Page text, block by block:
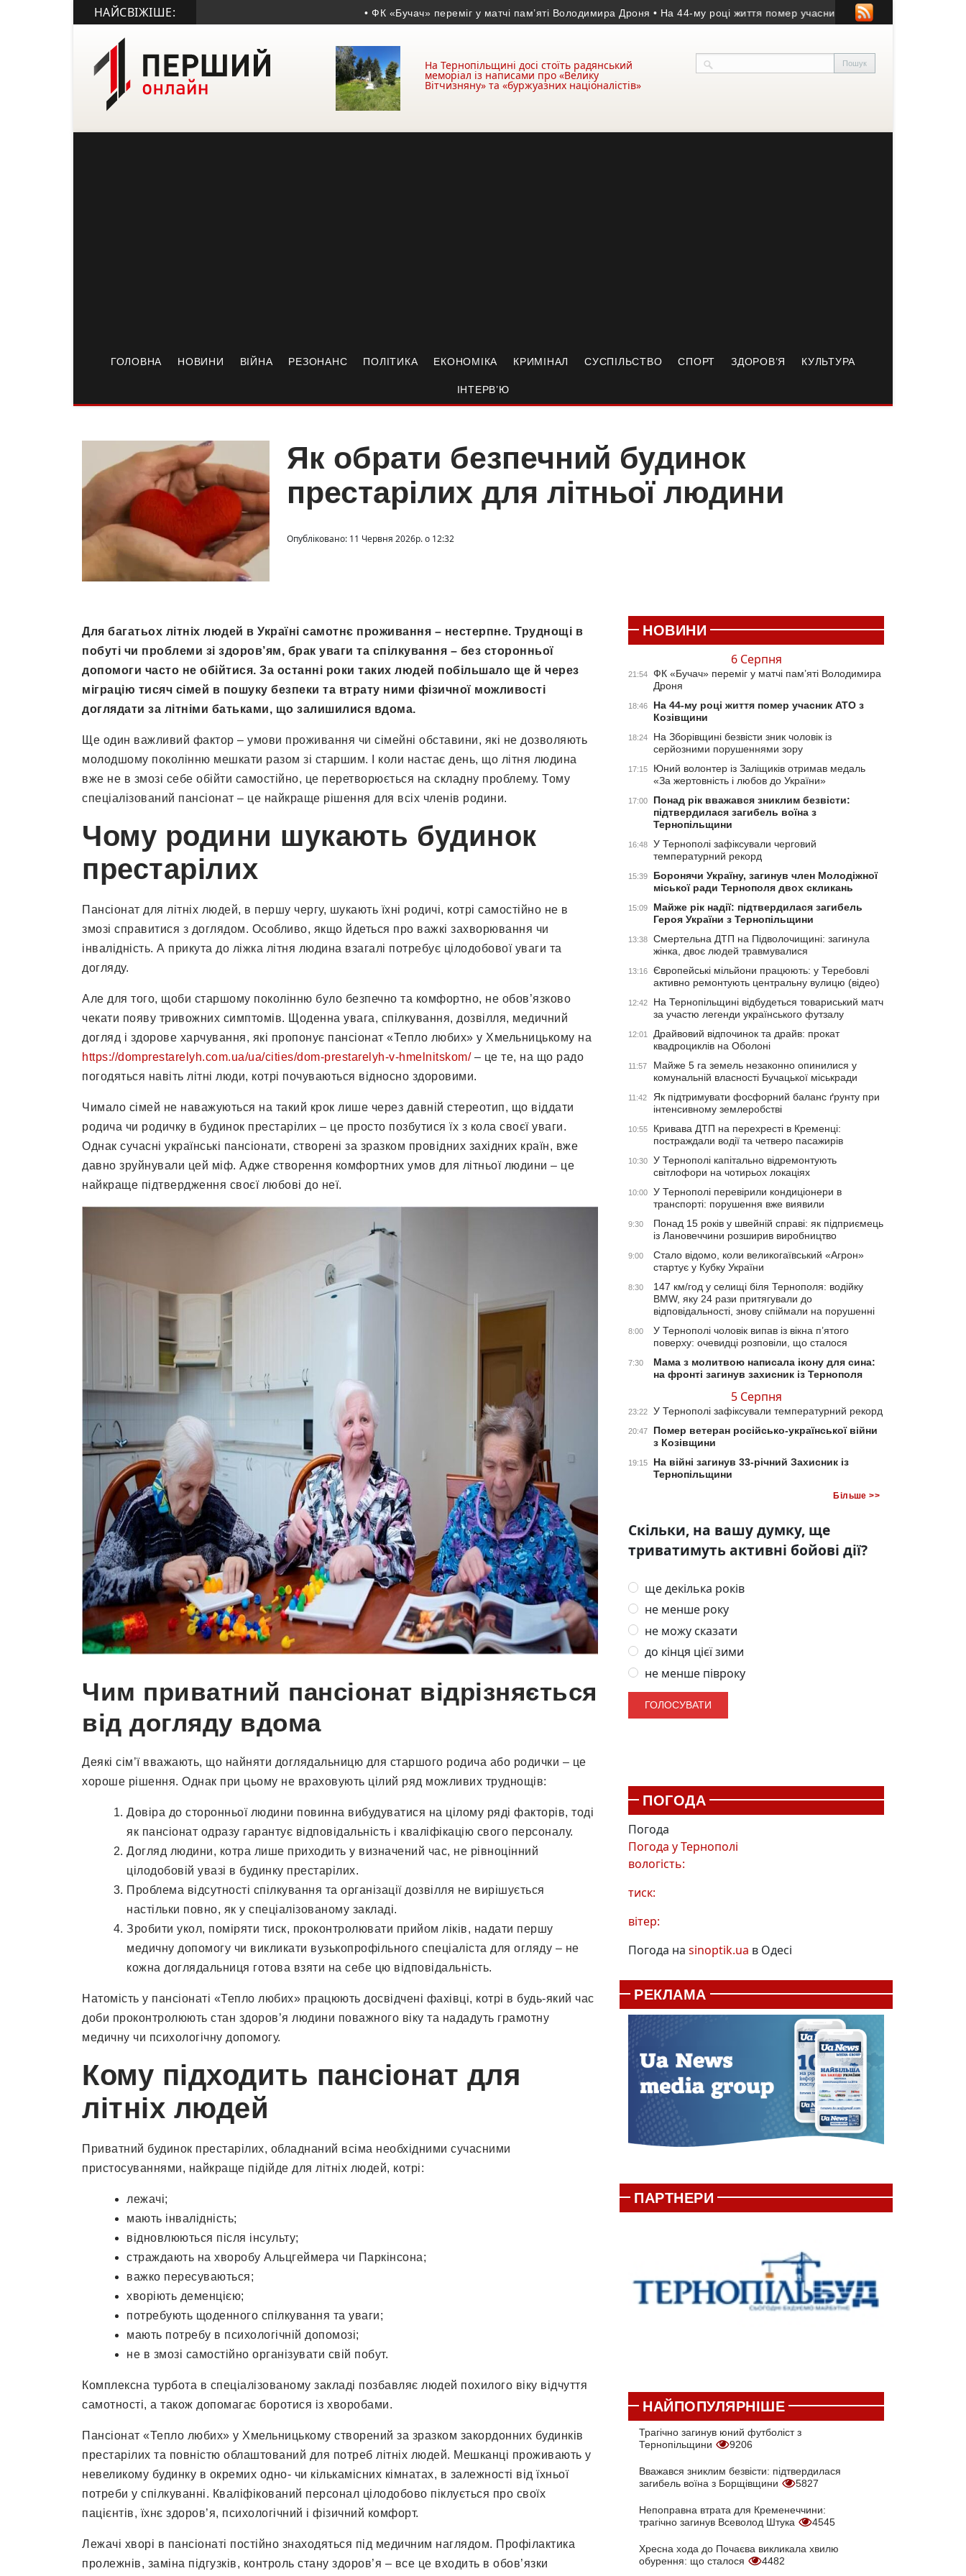
НАЙСВІЖІШЕ: • ФК «Бучач» переміг у матчі пам’яті Володимира Дроня • На 44-му році життя помер учасник АТО з Козівщини
На Тернопільщині досі стоїть радянський
меморіал із написами про «Велику
Вітчизняну» та «буржуазних націоналістів»
ГОЛОВНА НОВИНИ ВІЙНА РЕЗОНАНС ПОЛІТИКА ЕКОНОМІКА КРИМІНАЛ СУСПІЛЬСТВО СПОРТ ЗДОРОВ’Я КУЛЬТУРА
ІНТЕРВ’Ю
Як обрати безпечний будинок
престарілих для літньої людини
Опубліковано: 11 Червня 2026р. о 12:32
Для багатьох літніх людей в Україні самотнє проживання – нестерпне. Труднощі в
побуті чи проблеми зі здоров’ям, брак уваги та спілкування – без сторонньої
допомоги часто не обійтися. За останні роки таких людей побільшало ще й через
міграцію тисяч сімей в пошуку безпеки та втрату ними фізичної можливості
доглядати за літніми батьками, що залишилися вдома.
Ще один важливий фактор – умови проживання чи сімейні обставини, які не дозволяють
молодшому поколінню мешкати разом зі старшим. І коли настає день, що літня людина
вже не в змозі себе обійти самостійно, це перетворюється на складну проблему. Тому
спеціалізований пансіонат – це найкраще рішення для всіх членів родини.
Чому родини шукають будинок
престарілих
Пансіонат для літніх людей, в першу чергу, шукають їхні родичі, котрі самостійно не в
змозі справитися з доглядом. Особливо, якщо йдеться про важкі захворювання чи
інвалідність. А прикута до ліжка літня людина взагалі потребує цілодобової уваги та
догляду.
Але для того, щоби старшому поколінню було безпечно та комфортно, не обов’язково
чекати появу тривожних симптомів. Щоденна увага, спілкування, дозвілля, медичний
догляд і здорове харчування, які пропонує пансіонат «Тепло любих» у Хмельницькому на
https://domprestarelyh.com.ua/ua/cities/dom-prestarelyh-v-hmelnitskom/– це те, на що радо
погодяться навіть літні люди, котрі почуваються відносно здоровими.
Чимало сімей не наважуються на такий крок лише через давній стереотип, що віддати
родича чи родичку в будинок престарілих – це просто позбутися їх з кола своєї уваги.
Однак сучасні українські пансіонати, створені за зразком провідних західних країн, вже
давно зруйнували цей міф. Адже створення комфортних умов для літньої людини – це
найкраще підтвердження своєї любові до неї.
Чим приватний пансіонат відрізняється
від догляду вдома
Деякі сім’ї вважають, що найняти доглядальницю для старшого родича або родички – це
хороше рішення. Однак при цьому не враховують цілий ряд можливих труднощів:
Довіра до сторонньої людини повинна вибудуватися на цілому ряді факторів, тоді
як пансіонат одразу гарантує відповідальність і кваліфікацію свого персоналу.
Догляд людини, котра лише приходить у визначений час, не рівноцінний
цілодобовій увазі в будинку престарілих.
Проблема відсутності спілкування та організації дозвілля не вирішується
настільки повно, як у спеціалізованому закладі.
Зробити укол, поміряти тиск, проконтролювати прийом ліків, надати першу
медичну допомогу чи викликати вузькопрофільного спеціаліста для огляду – не
кожна доглядальниця готова взяти на себе цю відповідальність.
Натомість у пансіонаті «Тепло любих» працюють досвідчені фахівці, котрі в будь-який час
доби проконтролюють стан здоров’я людини поважного віку та нададуть грамотну
медичну чи психологічну допомогу.
Кому підходить пансіонат для
літніх людей
Приватний будинок престарілих, обладнаний всіма необхідними сучасними
пристосуваннями, найкраще підійде для літніх людей, котрі:
лежачі;
мають інвалідність;
відновлюються після інсульту;
страждають на хворобу Альцгеймера чи Паркінсона;
важко пересуваються;
хворіють деменцією;
потребують щоденного спілкування та уваги;
мають потребу в психологічній допомозі;
не в змозі самостійно організувати свій побут.
Комплексна турбота в спеціалізованому закладі позбавляє людей похилого віку відчуття
самотності, а також допомагає боротися із хворобами.
Пансіонат «Тепло любих» у Хмельницькому створений за зразком закордонних будинків
престарілих та повністю облаштований для потреб літніх людей. Мешканці проживають у
невеликому будинку в окремих одно- чи кількамісних кімнатах, в залежності від їхньої
потреби у спілкуванні. Кваліфікований персонал цілодобово піклується про своїх
пацієнтів, їхнє здоров’я, психологічний і фізичний комфорт.
Лежачі хворі в пансіонаті постійно знаходяться під медичним наглядом. Профілактика
пролежнів, заміна підгузків, контроль стану здоров’я – все це входить в обов’язки
НОВИНИ
6 Серпня
21:54
ФК «Бучач» переміг у матчі пам’яті Володимира
Дроня
18:46
На 44-му році життя помер учасник АТО з
Козівщини
18:24
На Зборівщині безвісти зник чоловік із
серйозними порушеннями зору
17:15
Юний волонтер із Заліщиків отримав медаль
«За жертовність і любов до України»
17:00
Понад рік вважався зниклим безвісти:
підтвердилася загибель воїна з
Тернопільщини
16:48
У Тернополі зафіксували черговий
температурний рекорд
15:39
Боронячи Україну, загинув член Молодіжної
міської ради Тернополя двох скликань
15:09
Майже рік надії: підтвердилася загибель
Героя України з Тернопільщини
13:38
Смертельна ДТП на Підволочищині: загинула
жінка, двоє людей травмувалися
13:16
Європейські мільйони працюють: у Теребовлі
активно ремонтують центральну вулицю (відео)
12:42
На Тернопільщині відбудеться товариський матч
за участю легенди українського футзалу
12:01
Драйвовий відпочинок та драйв: прокат
квадроциклів на Оболоні
11:57
Майже 5 га земель незаконно опинилися у
комунальній власності Бучацької міськради
11:42
Як підтримувати фосфорний баланс ґрунту при
інтенсивному землеробстві
10:55
Кривава ДТП на перехресті в Кременці:
постраждали водії та четверо пасажирів
10:30
У Тернополі капітально відремонтують
світлофори на чотирьох локаціях
10:00
У Тернополі перевірили кондиціонери в
транспорті: порушення вже виявили
9:30
Понад 15 років у швейній справі: як підприємець
із Лановеччини розширив виробництво
9:00
Стало відомо, коли великогаївський «Агрон»
стартує у Кубку України
8:30
147 км/год у селищі біля Тернополя: водійку
BMW, яку 24 рази притягували до
відповідальності, знову спіймали на порушенні
8:00
У Тернополі чоловік випав із вікна п’ятого
поверху: очевидці розповіли, що сталося
7:30
Мама з молитвою написала ікону для сина:
на фронті загинув захисник із Тернополя
5 Серпня
23:22 У Тернополі зафіксували температурний рекорд
20:47
Помер ветеран російсько-української війни
з Козівщини
19:15
На війні загинув 33-річний Захисник із
Тернопільщини
Більше >>
Скільки, на вашу думку, ще
триватимуть активні бойові дії?
ще декілька років
не менше року
не можу сказати
до кінця цієї зими
не менше півроку
ПОГОДА
Погода
Погода уТернополі
вологість:
тиск:
вітер:
Погода на sinoptik.ua в Одесі
РЕКЛАМА
ПАРТНЕРИ
НАЙПОПУЛЯРНІШЕ
Трагічно загинув юний футболіст з
Тернопільщини
9206
Вважався зниклим безвісти: підтвердилася
загибель воїна з Борщівщини
5827
Непоправна втрата для Кременеччини:
трагічно загинув Всеволод Штука
4545
Хресна хода до Почаєва викликала хвилю
обурення: що сталося
4482